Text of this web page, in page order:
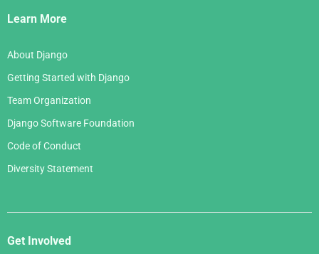
Links
Learn More
About Django
Getting Started with Django
Team Organization
Django Software Foundation
Code of Conduct
Diversity Statement
Get Involved